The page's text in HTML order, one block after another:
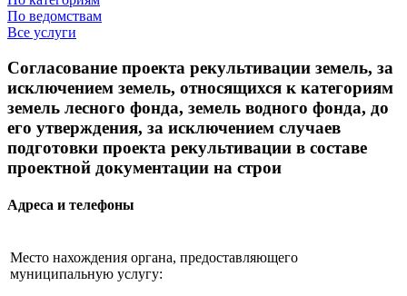
По ведомствам
Все услуги
Согласование проекта рекультивации земель, за
исключением земель, относящихся к категориям
земель лесного фонда, земель водного фонда, до
его утверждения, за исключением случаев
подготовки проекта рекультивации в составе
проектной документации на строи
Адреса и телефоны
Место нахождения органа, предоставляющего
муниципальную услугу: